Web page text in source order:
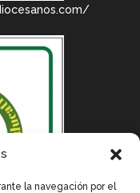
la navegación por el